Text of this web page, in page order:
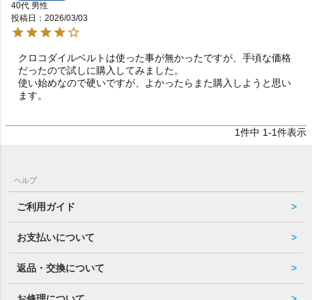
40代 男性
投稿日
2026/03/03
クロコダイルベルトは使った事が無かったですが、手頃な価格
だったので試しに購入してみました。
使い始めなので硬いですが、よかったらまた購入しようと思い
ます。
1件中 1-1件表示
ヘルプ
ご利用ガイド
お支払いについて
返品・交換について